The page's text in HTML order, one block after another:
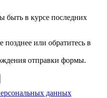
быть в курсе последних
или обратитесь в
отправки формы.
данных